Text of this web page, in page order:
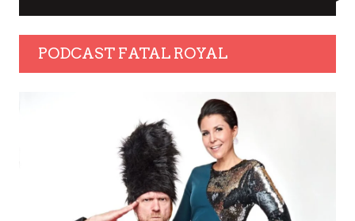
PODCAST FATAL ROYAL